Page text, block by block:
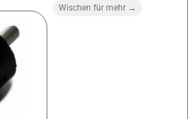
Wischen für mehr →